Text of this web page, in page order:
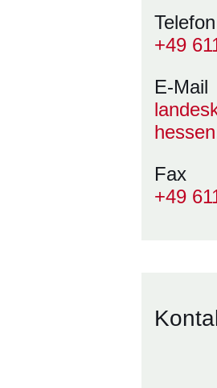
Telefon
+49
E-Mail
Fax
+49